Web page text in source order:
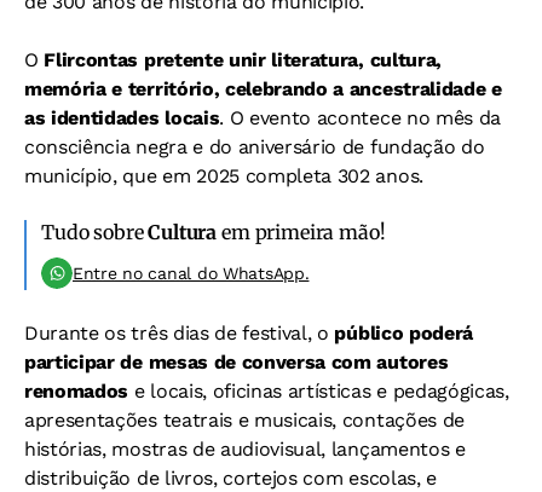
O Flircontas pretente unir literatura, cultura,
memória e território, celebrando a ancestralidade e
as identidades locais. O evento acontece no mês da
consciência negra e do aniversário de fundação do
município, que em 2025 completa 302 anos.
Tudo sobreCultura em primeira mão!
Entre no canal do WhatsApp.
Durante os três dias de festival, o público poderá
participar de mesas de conversa com autores
renomados e locais, oficinas artísticas e pedagógicas,
apresentações teatrais e musicais, contações de
histórias, mostras de audiovisual, lançamentos e
distribuição de livros, cortejos com escolas, e